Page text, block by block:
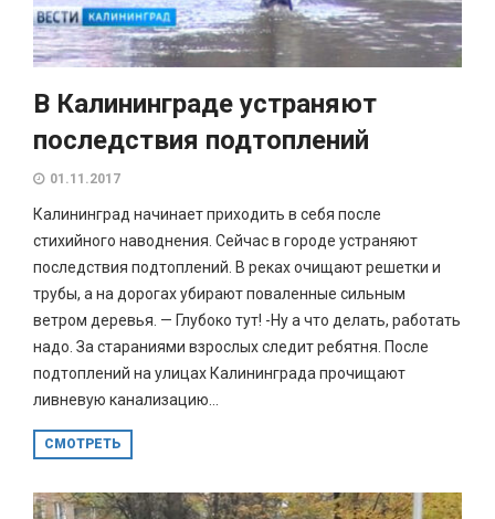
В Калининграде устраняют
последствия подтоплений
01.11.2017
Калининград начинает приходить в себя после
стихийного наводнения. Сейчас в городе устраняют
последствия подтоплений. В реках очищают решетки и
трубы, а на дорогах убирают поваленные сильным
ветром деревья. — Глубоко тут! -Ну а что делать, работать
надо. За стараниями взрослых следит ребятня. После
подтоплений на улицах Калининграда прочищают
ливневую канализацию...
СМОТРЕТЬ